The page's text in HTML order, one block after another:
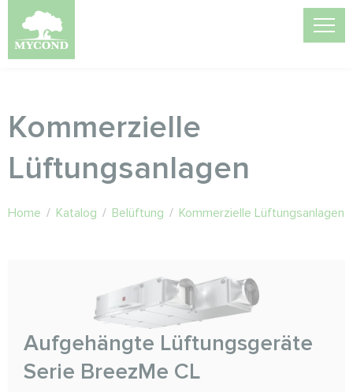
Kommerzielle
Lüftungsanlagen
Home / Katalog / Belüftung / Kommerzielle Lüftungsanlagen
Aufgehängte Lüftungsgeräte
Serie BreezMe CL